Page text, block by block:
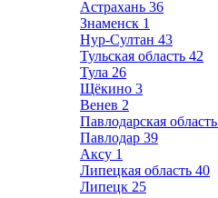
Астрахань 36
Знаменск 1
Нур-Султан 43
Тульская область 42
Тула 26
Щёкино 3
Венев 2
Павлодарская область
Павлодар 39
Аксу 1
Липецкая область 40
Липецк 25